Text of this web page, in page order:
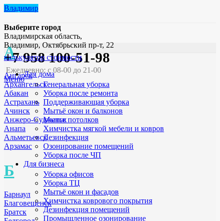
Владимир
Выберите город
А
Ангарск
Архангельск
Абакан
Астрахань
Ачинск
Анжеро-Судженск
Анапа
Альметьевск
Арзамас
Б
Барнаул
Благовещенск
Братск
Владимирская область,
Владимир, Октябрьский пр-т, 22
+7 958 100-51-98
Ежедневно: с 08-00 до 21-00
Меню
калькулятор стоимости
Для дома
Генеральная уборка
Уборка после ремонта
Поддерживающая уборка
Мытьё окон и балконов
Мытье потолков
Химчистка мягкой мебели и ковров
Дезинфекция
Озонирование помещений
Уборка после ЧП
Для бизнеса
Уборка офисов
Уборка ТЦ
Мытьё окон и фасадов
Химчистка коврового покрытия
Дезинфекция помещений
Промышленное озонирование